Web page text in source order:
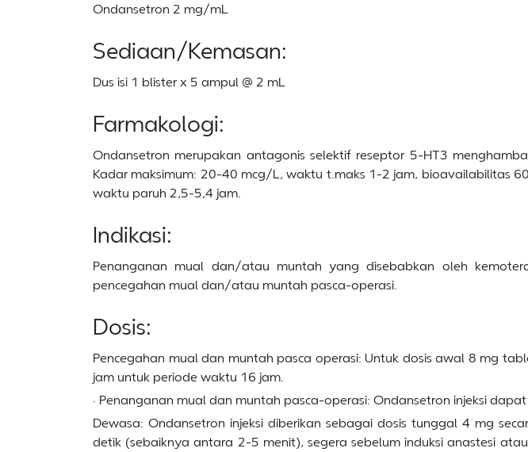
Ondansetron 2 mg/mL
Sediaan/Kemasan:
Dus isi 1 blister x 5 ampul @ 2 mL
Farmakologi:
Ondansetron merupakan antagonis selektif reseptor 5-HT3
Kadar maksimum: 20-40 mcg/L, waktu t.maks 1-2 jam, bioavailabilitas
waktu paruh 2,5-5,4 jam.
Indikasi:
Penanganan mual dan/atau muntah yang disebabkan oleh
pencegahan mual dan/atau muntah pasca-operasi.
Dosis:
Pencegahan mual dan muntah pasca operasi: Untuk dosis awal 8 mg
jam untuk periode waktu 16 jam.
· Penanganan mual dan muntah pasca-operasi: Ondansetron injeksi
Dewasa: Ondansetron injeksi diberikan sebagai dosis tunggal 4 mg
detik (sebaiknya antara 2-5 menit), segera sebelum induksi anastesi